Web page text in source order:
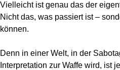
Vielleicht ist genau das der
Nicht das, was passiert ist –
können.
Denn in einer Welt, in der
Interpretation zur Waffe wird, ist